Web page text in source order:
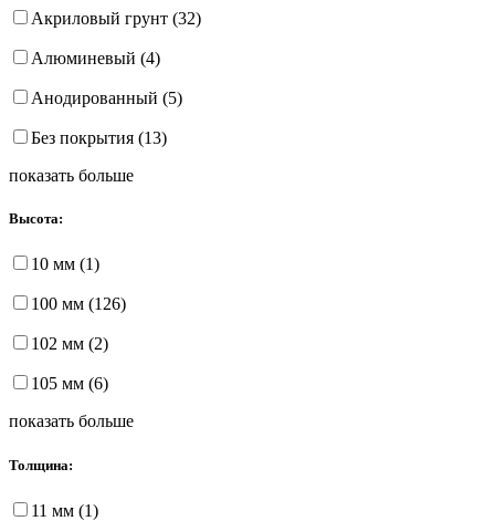
Акриловый грунт (32)
Алюминевый (4)
Анодированный (5)
Без покрытия (13)
показать больше
Высота:
10 мм (1)
100 мм (126)
102 мм (2)
105 мм (6)
показать больше
Толщина:
11 мм (1)